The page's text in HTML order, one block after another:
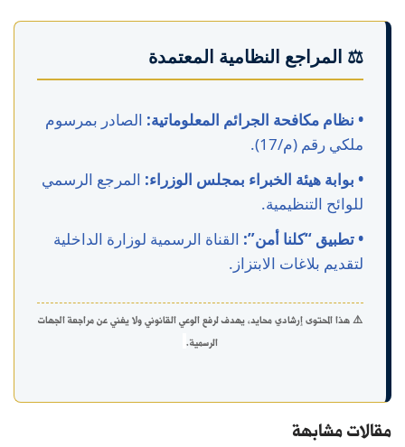
⚖️ المراجع النظامية المعتمدة
• نظام مكافحة الجرائم المعلوماتية: الصادر بمرسوم
ملكي رقم (م/17).
• بوابة هيئة الخبراء بمجلس الوزراء: المرجع الرسمي
للوائح التنظيمية.
• تطبيق “كلنا أمن”: القناة الرسمية لوزارة الداخلية
لتقديم بلاغات الابتزاز.
⚠️ هذا المحتوى إرشادي محايد، يهدف لرفع الوعي القانوني ولا يغني عن مراجعة الجهات
الرسمية.
مقالات مشابهة